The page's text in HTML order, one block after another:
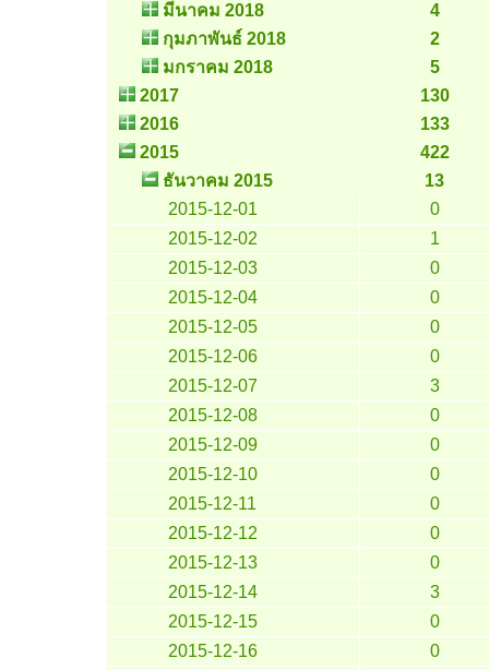
มีนาคม 2018
4
กุมภาพันธ์ 2018
2
มกราคม 2018
5
2017
130
2016
133
2015
422
ธันวาคม 2015
13
2015-12-01
0
2015-12-02
1
2015-12-03
0
2015-12-04
0
2015-12-05
0
2015-12-06
0
2015-12-07
3
2015-12-08
0
2015-12-09
0
2015-12-10
0
2015-12-11
0
2015-12-12
0
2015-12-13
0
2015-12-14
3
2015-12-15
0
2015-12-16
0